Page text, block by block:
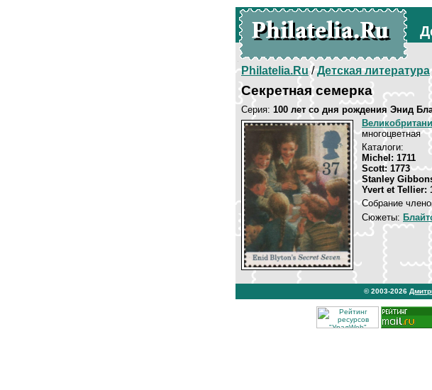
Philatelia.Ru/Детская литература
Секретная семерка
Серия: 100 лет со дня рождения Энид
многоцветная
Каталоги:
Michel: 1711
Scott: 1773
Stanley
Yvert et Tellier:
Собрание
Сюжеты:
© 2003-2026